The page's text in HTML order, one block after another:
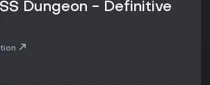
Dungeon - Definitive